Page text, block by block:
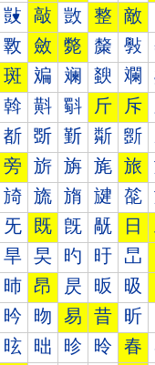
敱 敲 敳 整 敵
斁 斂 斃 斄 斅
斑 斒 斓 斔 斕
斡 斢 斣 斤 斥
斱 斲 斳 斴 斵
旁 旂 旃 旄 旅
旑 旒 旓 旔 旕
旡 既 旣 旤 日
旱 旲 旳 旴 旵
昁 昂 昃 昄 昅
昑 昒 易 昔 昕
昡 昢 昣 昤 春